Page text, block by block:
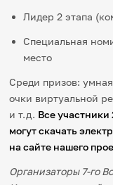
Лидер 2 этапа
Специальная
место
Среди призов:
очки виртуальной
и т.д. Все
могут скачать
на сайте нашего
Организаторы 7-го